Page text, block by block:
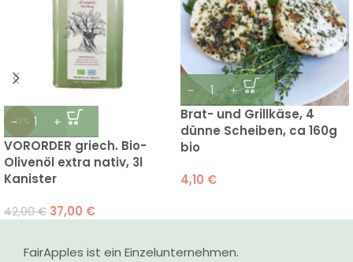
-12%
VORORDER griech. Bio-
Olivenöl extra nativ, 3l
Kanister
42,00€ 37,00 €
Brat- und Grillkäse, 4
dünne Scheiben, ca 160g
bio
4,10 €
FairApples ist ein Einzelunternehmen.